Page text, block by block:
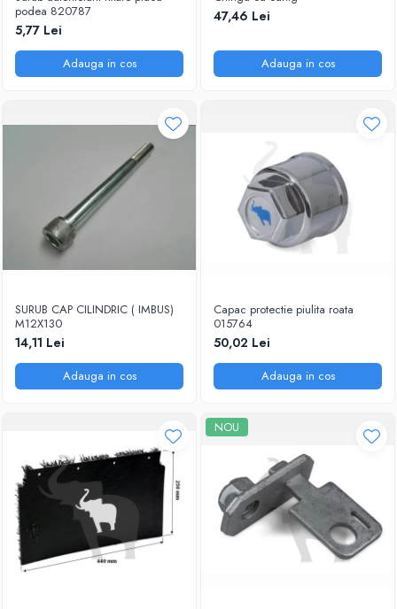
SUPAPE PNEUMATICE
SUSPENSIE
podea 820787
5,77 Lei
Adauga in cos
47,46 Lei
Adauga in cos
SURUB CAP CILINDRIC ( IMBUS)
M12X130
14,11 Lei
Adauga in cos
Capac protectie piulita roata
015764
50,02 Lei
Adauga in cos
NOU